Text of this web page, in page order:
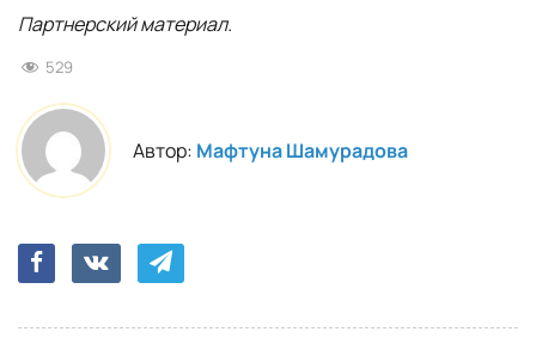
Партнерский материал.
529
Автор: Мафтуна Шамурадова